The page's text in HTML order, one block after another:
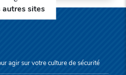
autres sites
agir sur votre culture de sécurité